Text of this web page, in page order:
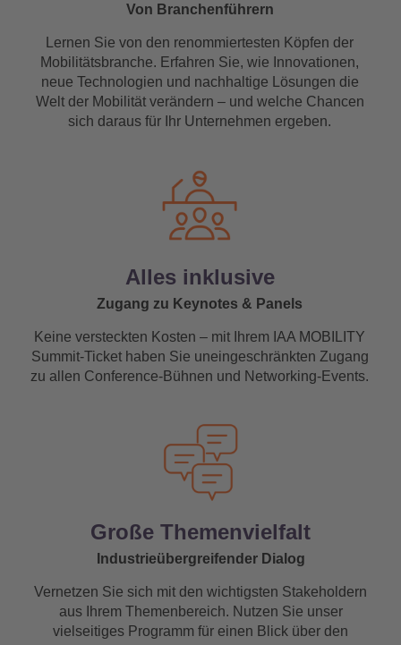
Von Branchenführern
Lernen Sie von den renommiertesten Köpfen der
Mobilitätsbranche. Erfahren Sie, wie Innovationen,
neue Technologien und nachhaltige Lösungen die
Welt der Mobilität verändern – und welche Chancen
sich daraus für Ihr Unternehmen ergeben.
Alles inklusive
Zugang zu Keynotes & Panels
Keine versteckten Kosten – mit Ihrem IAA MOBILITY
Summit-Ticket haben Sie uneingeschränkten Zugang
zu allen Conference-Bühnen und Networking-Events.
Große Themenvielfalt
Industrieübergreifender Dialog
Vernetzen Sie sich mit den wichtigsten Stakeholdern
aus Ihrem Themenbereich. Nutzen Sie unser
vielseitiges Programm für einen Blick über den